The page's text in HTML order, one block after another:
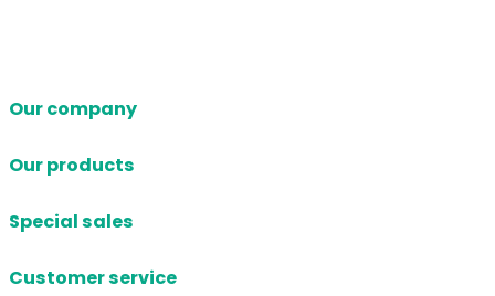
Our company
Our products
Special sales
Customer service